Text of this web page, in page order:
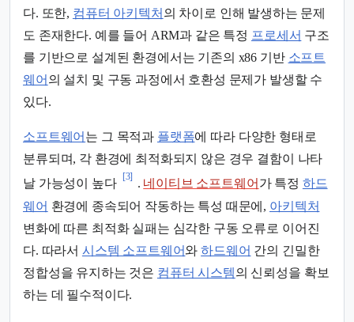
다. 또한, 컴퓨터 아키텍처 의 차이로 인해 발생하는 문제
도 존재한다. 예를 들어 ARM과 같은 특정 프로세서 구조
를 기반으로 설계된 환경에서는 기존의 x86 기반 소프트
웨어 의 설치 및 구동 과정에서 호환성 문제가 발생할 수
있다.
소프트웨어 는 그 목적과 플랫폼에 따라 다양한 형태로
분류되며, 각 환경에 최적화되지 않은 경우 결함이 나타
날 가능성이 높다
[3]
. 네이티브 소프트웨어 가 특정 하드
웨어 환경에 종속되어 작동하는 특성 때문에, 아키텍처
변화에 따른 최적화 실패는 심각한 구동 오류로 이어진
다. 따라서 시스템 소프트웨어와하드웨어 간의 긴밀한
정합성을 유지하는 것은 컴퓨터 시스템의 신뢰성을 확보
하는 데 필수적이다.